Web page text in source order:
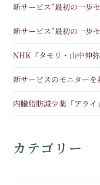
新サービス”最初の一歩
新サービス”最初の一歩
NHK『タモリ・山中伸
新サービスのモニター
内臓脂肪減少薬「アラ
カテゴリー